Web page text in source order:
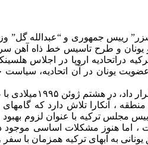
سزر” رییس جمهوری و “عبدالله گل”
یونان و طرح تاسیس خط ذاه آهن
سال ۱۹۹۹ و پس از حمایت آتن از نامزدی عضویت ترکیه دراتحادیه اروپا
عضویت یونان در آن اتحادیه،
مجلس ترکیه در پی بروز بحران بر سر حاکمیت جزیره سنگی “کارداک” در
اکنون در فضای جدید منطقه ، آنکارا تلاش دارد
مجلس ترکیه با عنوان لزوم بهبود
، اما هنوز مشکلات اساسی موجود
به آبهای ترکیه همزمان با سفر